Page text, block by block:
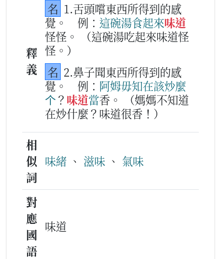
釋
義
名 1.舌頭嚐東西所得到的感
覺。
例： 這碗湯食起來味道
怪怪。
（這碗湯吃起來味道怪
怪。）
名 2.鼻子聞東西所得到的感
覺。
例： 阿姆毋知在該炒麼
个？ 味道當香。
（媽媽不知道
在炒什麼？味道很香！）
相
似
詞
味緒 、 滋味 、 氣味
對
應
國
語
味道